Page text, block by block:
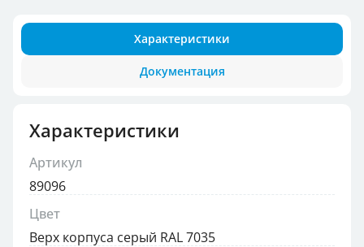
Характеристики
Документация
Характеристики
Артикул
89096
Цвет
Верх корпуса серый RAL 7035